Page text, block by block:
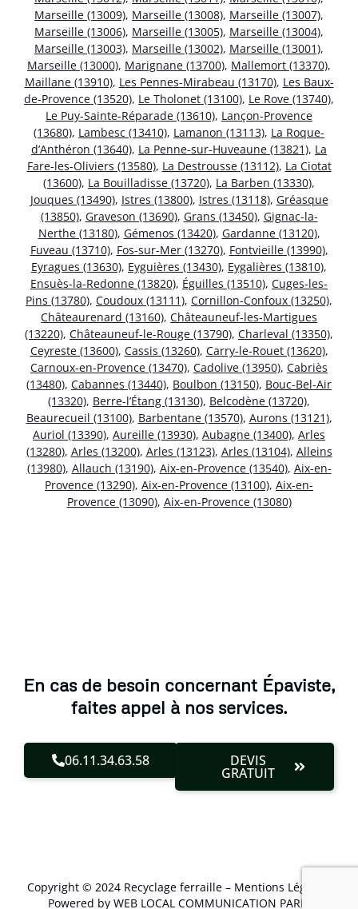
Marseille (13009), Marseille (13008), Marseille (13007),
Marseille (13006), Marseille (13005), Marseille (13004),
Marseille (13003), Marseille (13002), Marseille (13001),
Marseille (13000), Marignane (13700), Mallemort (13370),
Maillane (13910), Les Pennes-Mirabeau (13170), Les Baux-
de-Provence (13520), Le Tholonet (13100), Le Rove (13740),
Le Puy-Sainte-Réparade (13610), Lançon-Provence
(13680), Lambesc (13410), Lamanon (13113), La Roque-
d’Anthéron (13640), La Penne-sur-Huveaune (13821), La
Fare-les-Oliviers (13580), La Destrousse (13112), La Ciotat
(13600), La Bouilladisse (13720), La Barben (13330),
Jouques (13490), Istres (13800), Istres (13118), Gréasque
(13850), Graveson (13690), Grans (13450), Gignac-la-
Nerthe (13180), Gémenos (13420), Gardanne (13120),
Fuveau (13710), Fos-sur-Mer (13270), Fontvieille (13990),
Eyragues (13630), Eyguières (13430), Eygalières (13810),
Ensuès-la-Redonne (13820), Éguilles (13510), Cuges-les-
Pins (13780), Coudoux (13111), Cornillon-Confoux (13250),
Châteaurenard (13160), Châteauneuf-les-Martigues
(13220), Châteauneuf-le-Rouge (13790), Charleval (13350),
Ceyreste (13600), Cassis (13260), Carry-le-Rouet (13620),
Carnoux-en-Provence (13470), Cadolive (13950), Cabriès
(13480), Cabannes (13440), Boulbon (13150), Bouc-Bel-Air
(13320), Berre-l’Étang (13130), Belcodène (13720),
Beaurecueil (13100), Barbentane (13570), Aurons (13121),
Auriol (13390), Aureille (13930), Aubagne (13400), Arles
(13280), Arles (13200), Arles (13123), Arles (13104), Alleins
(13980), Allauch (13190), Aix-en-Provence (13540), Aix-en-
Provence (13290), Aix-en-Provence (13100), Aix-en-
Provence (13090), Aix-en-Provence (13080)
En cas de besoin concernant Épaviste,
faites appel à nos services.
06.11.34.63.58 DEVIS
GRATUIT
Copyright © 2024 Recyclage ferraille – Mentions Légales
Powered by WEB LOCAL COMMUNICATION PARIS